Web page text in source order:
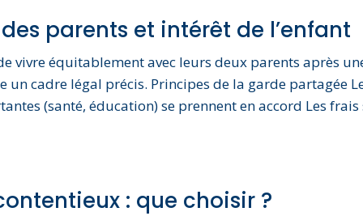
parents et intérêt de l’enfant
vivre équitablement avec leurs deux parents après
un cadre légal précis. Principes de la garde partagée
(santé, éducation) se prennent en accord Les
: que choisir ?